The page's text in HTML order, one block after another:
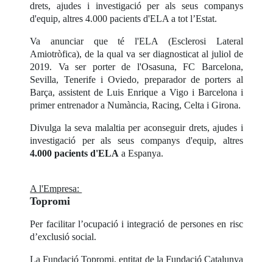
drets, ajudes i investigació per als seus companys
d'equip, altres 4.000 pacients d'ELA a tot l’Estat.
Va anunciar que té l'ELA (Esclerosi Lateral
Amiotròfica), de la qual va ser diagnosticat al juliol de
2019. Va ser porter de l'Osasuna, FC Barcelona,
Sevilla, Tenerife i Oviedo, preparador de porters al
Barça, assistent de Luis Enrique a Vigo i Barcelona i
primer entrenador a Numància, Racing, Celta i Girona.
Divulga la seva malaltia per aconseguir drets, ajudes i
investigació per als seus companys d'equip, altres
4.000 pacients d'ELA a Espanya.
A l'Empresa:
Topromi
Per facilitar l’ocupació i integració de persones en risc
d’exclusió social.
La Fundació Topromi, entitat de la Fundació Catalunya